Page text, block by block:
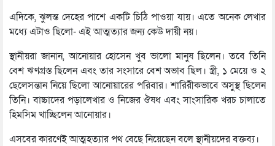
এদিকে, ঝুলন্ত দেহের পাশে একটি চিঠি পাওয়া যায়। এতে অনেক লেখার
মধ্যে এটাও ছিলো- এই আত্মত্যার জন্য কেউ দায়ী নয়।
স্থানীয়রা জানান, আনোয়ার হোসেন খুব ভালো মানুষ ছিলেন। তবে তিনি
বেশ ঋণগ্রস্ত ছিলেন এবং তার সংসারে বেশ অভাব ছিল। স্ত্রী, ১ মেয়ে ও ২
ছেলেসন্তান নিয়ে ছিলো আনোয়ারের পরিবার। শারিরীকভাবে অসুস্থ ছিলেন
তিনি। বাচ্চাদের পড়ালেখার ও নিজের ঔষধ এবং সাংসারিক খরচ চালাতে
হিমসিম খাচ্ছিলেন আনোয়ার।
এসবের কারণেই আত্মহত্যার পথ বেছে নিয়েছেন বলে স্থানীয়দের বক্তব্য।